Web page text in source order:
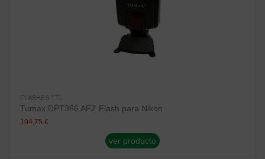
FLASHES TTL
Tumax DPT386 AFZ Flash para Nikon
104,75 €
ver producto